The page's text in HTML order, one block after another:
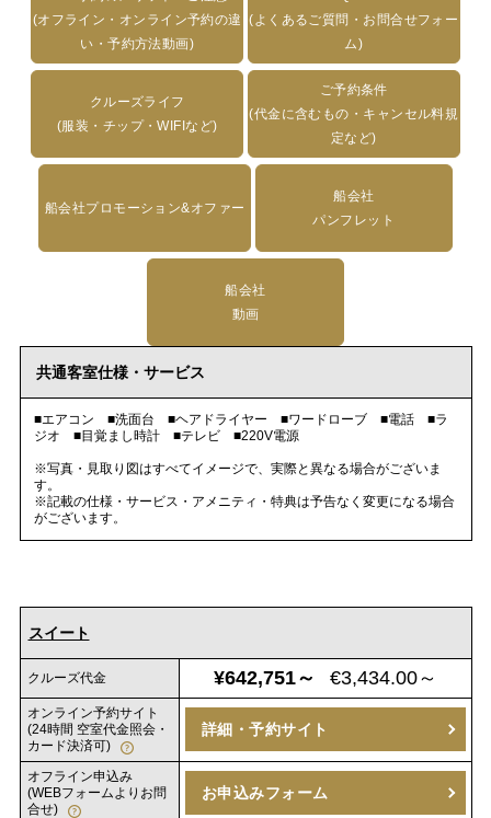
(オフライン・オンライン予約の違
い・予約方法動画)
(よくあるご質問・お問合せフォー
ム)
クルーズライフ
(服装・チップ・WIFIなど)
ご予約条件
(代金に含むもの・キャンセル料規
定など)
船会社プロモーション&オファー
船会社
パンフレット
船会社
動画
共通客室仕様・サービス
■エアコン ■洗面台 ■ヘアドライヤー ■ワードローブ ■電話 ■ラ
ジオ ■目覚まし時計 ■テレビ ■220V電源
※写真・見取り図はすべてイメージで、実際と異なる場合がございま
す。
※記載の仕様・サービス・アメニティ・特典は予告なく変更になる場合
がございます。
スイート
クルーズ代金 ¥642,751～ €3,434.00～
オンライン予約サイト
(24時間 空室代金照会・
カード決済可)
詳細・予約サイト
オフライン申込み
(WEBフォームよりお問
合せ)
お申込みフォーム